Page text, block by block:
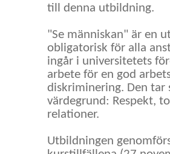
till denna utbildning.
"Se människan" är en
obligatorisk för alla
ingår i universitetets
arbete för en god
diskriminering. Den tar
värdegrund: Respekt,
relationer.
Utbildningen